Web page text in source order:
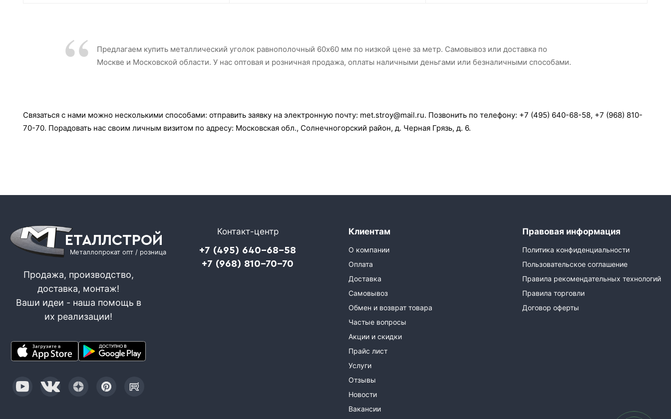
Предлагаем купить металлический уголок равнополочный 60х60 мм по низкой цене за метр. Самовывоз или доставка по
Москве и Московской области. У нас оптовая и розничная продажа, оплаты наличными деньгами или безналичными способами.
Связаться с нами можно несколькими способами: отправить заявку на электронную почту: met.stroy@mail.ru. Позвонить по телефону: +7 (495) 640-68-58, +7 (968) 810-
70-70. Порадовать нас своим личным визитом по адресу: Московская обл., Солнечногорский район, д. Черная Грязь, д. 6.
ЕТАЛЛСТРОЙ
Металлопрокат опт / розница
Продажа, производство,
доставка, монтаж!
Ваши идеи - наша помощь в
их реализации!
Контакт-центр
+7 (495) 640-68-58
+7 (968) 810-70-70
Клиентам
О компании
Оплата
Доставка
Самовывоз
Обмен и возврат товара
Частые вопросы
Акции и скидки
Прайс лист
Услуги
Отзывы
Новости
Вакансии
Правовая информация
Политика конфиденциальности
Пользовательское соглашение
Правила рекомендательных технологий
Правила торговли
Договор оферты